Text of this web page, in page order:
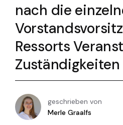
nach die
Ressorts
Zuständigkeiten
geschrieben von
Merle Graalfs